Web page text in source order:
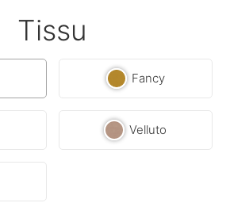
Tissu
Fancy
Velluto